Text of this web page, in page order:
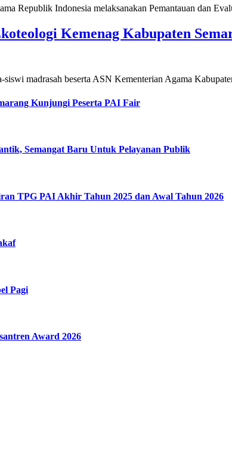
Republik Indonesia melaksanakan Pemantauan dan
Kemenag Kabupaten
madrasah beserta ASN Kementerian Agama
Kunjungi Peserta PAI Fair
Semangat Baru Untuk Pelayanan Publik
TPG PAI Akhir Tahun 2025 dan Awal Tahun 2026
Pagi
Award 2026